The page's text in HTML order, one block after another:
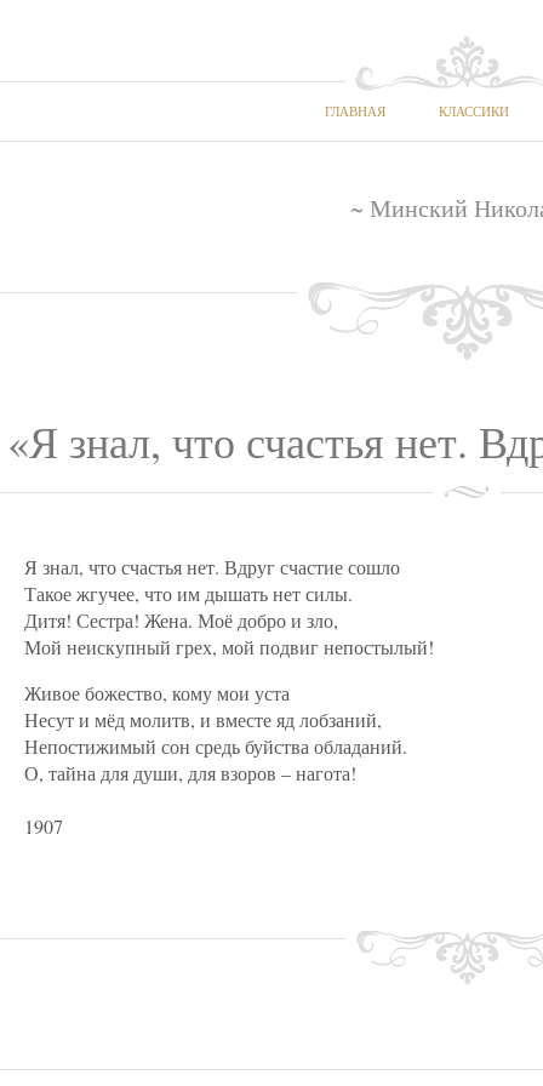
ГЛАВНАЯ КЛАССИКИ
~ Минский
«Я знал, что счастья нет.
Я знал, что счастья нет. Вдруг счастие сошло
Такое жгучее, что им дышать нет силы.
Дитя! Сестра! Жена. Моё добро и зло,
Мой неискупный грех, мой подвиг непостылый!
Живое божество, кому мои уста
Несут и мёд молитв, и вместе яд лобзаний,
Непостижимый сон средь буйства обладаний.
О, тайна для души, для взоров – нагота!
1907